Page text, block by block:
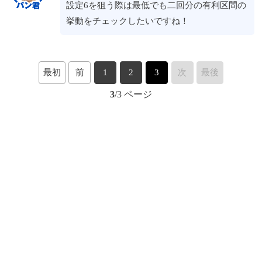
設定6を狙う際は最低でも二回分の有利区間の
挙動をチェックしたいですね！
最初 前 1 2 3 次 最後
3/3 ページ